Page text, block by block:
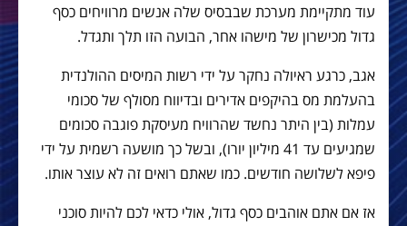
עוד מתקיימת מערכת שבבסיס שלה אנשים מרוויחים כסף
גדול מכישרון של מישהו אחר, הבועה הזו תלך ותגדל.
אגב, כרגע ראיולה נחקר על ידי רשות המיסים ההולנדית
בהעלמת מס בהיקפים אדירים ובדיווח מסולף של סכומי
עמלות (בין היתר נחשד שהרוויח מעיסקת פוגבה סכומים
שמגיעים עד 41 מיליון יורו), ובשל כך מושעה רשמית על ידי
פיפא לשלושה חודשים. כמו שאתם רואים זה לא עוצר אותו.
אז אם אתם אוהבים כסף גדול, אולי כדאי לכם להיות סוכני